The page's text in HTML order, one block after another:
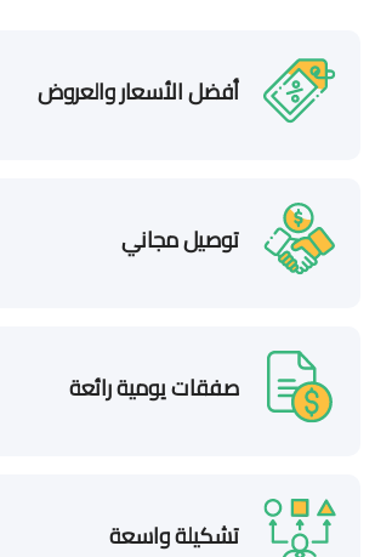
أفضل الأسعار والعروض
توصيل مجاني
صفقات يومية رائعة
تشكيلة واسعة